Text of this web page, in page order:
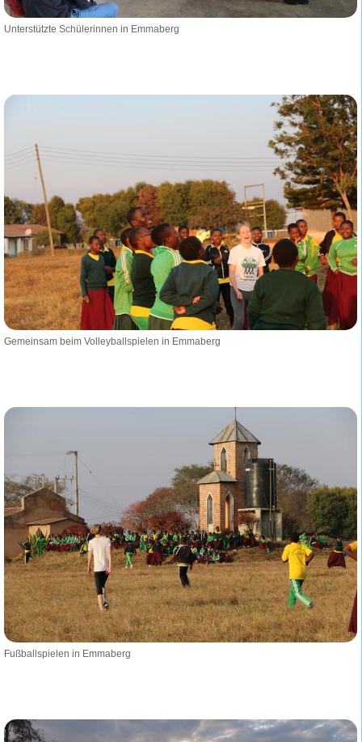
Unterstützte Schülerinnen in Emmaberg
Gemeinsam beim Volleyballspielen in Emmaberg
Fußballspielen in Emmaberg